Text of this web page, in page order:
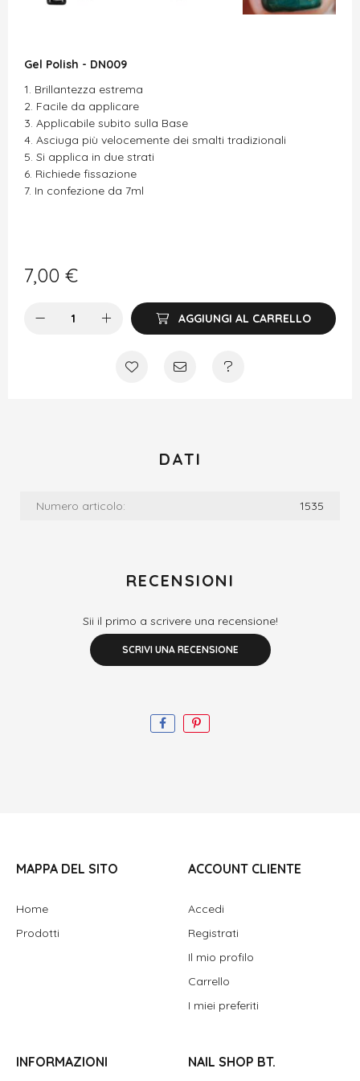
Gel Polish - DN009
Brillantezza estrema
Facile da applicare
Applicabile subito sulla Base
Asciuga più velocemente dei smalti tradizionali
Si applica in due strati
Richiede fissazione
In confezione da 7ml
7,00 €
AGGIUNGI AL CARRELLO
DATI
Numero articolo: 1535
RECENSIONI
Sii il primo a scrivere una recensione!
SCRIVI UNA RECENSIONE
MAPPA DEL SITO
Home
Prodotti
ACCOUNT CLIENTE
Accedi
Registrati
Il mio profilo
Carrello
I miei preferiti
INFORMAZIONI NAIL SHOP BT.